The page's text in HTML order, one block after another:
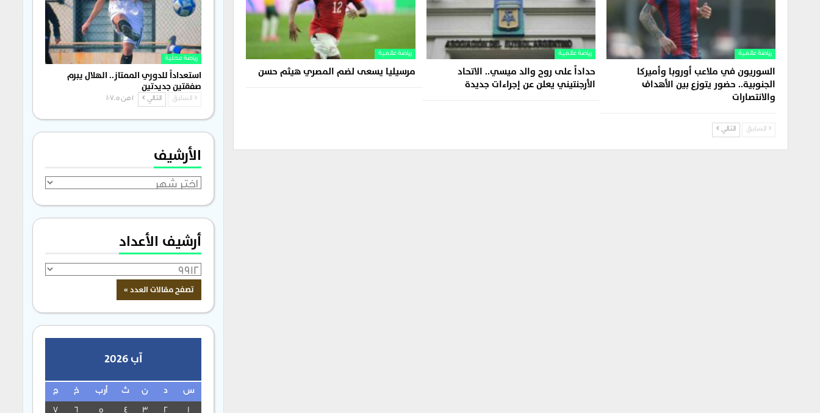
رياضة عالمية
السوريون في ملاعب أوروبا وأميركا
الجنوبية.. حضور يتوزع بين الأهداف
والانتصارات
رياضة عالمية
حداداً على روح والد ميسي.. الاتحاد
الأرجنتيني يعلن عن إجراءات جديدة
رياضة عالمية
مرسيليا يسعى لضم المصري هيثم حسن
السابق التالي
رياضة محلية
استعداداً للدوري الممتاز.. الهلال يبرم
صفقتين جديدتين
السابق التالي 1 من 1٬705
الأرشيف
الأرشيف
أرشيف الأعداد
آب 2026
س د ن ث أرب خ ج
1
2
3
4
5
6
7